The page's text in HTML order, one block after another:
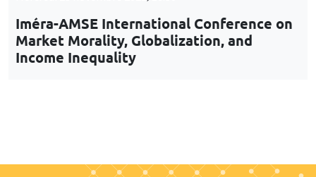
Iméra-AMSE International Conference on
Market Morality, Globalization, and
Income Inequality